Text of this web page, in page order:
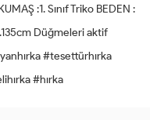
:1. Sınıf Triko BEDEN :
Düğmeleri aktif
#tesettürhırka
#hırka